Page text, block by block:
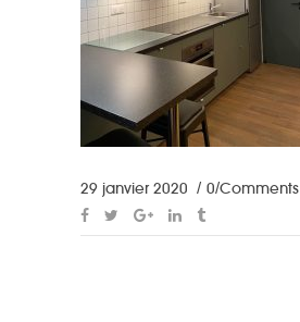
29 janvier 2020 0 Comments